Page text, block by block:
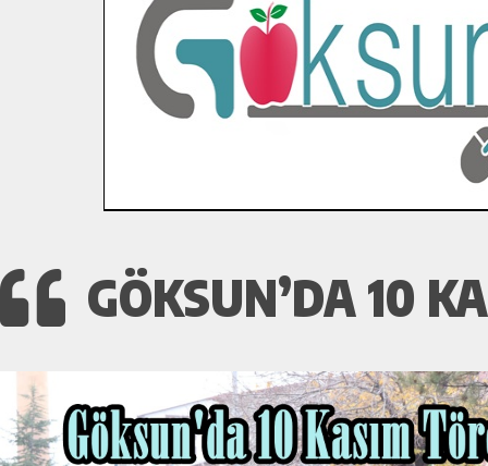
İlçe Jandarma Komutanı Karakaya’dan
Bertiz’in Yeni Köprüsünde Sona Doğru.
GÖKSUN’DA 10